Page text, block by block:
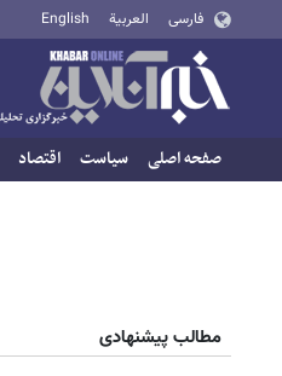
فارسی العربية English
صفحه اصلی سیاست اقتصاد
مطالب پیشنهادی